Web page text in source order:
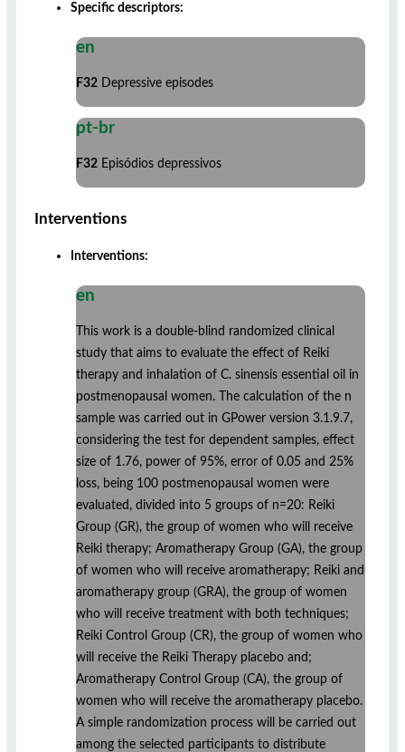
Specific descriptors:
en
F32 Depressive episodes
pt-br
F32 Episódios depressivos
Interventions
Interventions:
en
This work is a double-blind randomized clinical
study that aims to evaluate the effect of Reiki
therapy and inhalation of C. sinensis essential oil in
postmenopausal women. The calculation of the n
sample was carried out in GPower version 3.1.9.7,
considering the test for dependent samples, effect
size of 1.76, power of 95%, error of 0.05 and 25%
loss, being 100 postmenopausal women were
evaluated, divided into 5 groups of n=20: Reiki
Group (GR), the group of women who will receive
Reiki therapy; Aromatherapy Group (GA), the group
of women who will receive aromatherapy; Reiki and
aromatherapy group (GRA), the group of women
who will receive treatment with both techniques;
Reiki Control Group (CR), the group of women who
will receive the Reiki Therapy placebo and;
Aromatherapy Control Group (CA), the group of
women who will receive the aromatherapy placebo.
A simple randomization process will be carried out
among the selected participants to distribute